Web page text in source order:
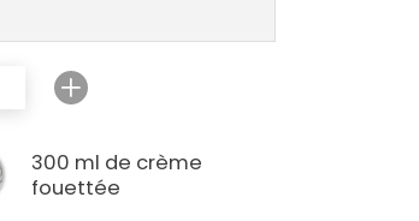
300 ml de crème
fouettée